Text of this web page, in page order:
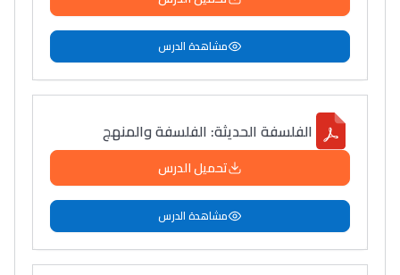
مشاهدة الدرس
الفلسفة الحديثة: الفلسفة والمنهج
تحميل الدرس
مشاهدة الدرس